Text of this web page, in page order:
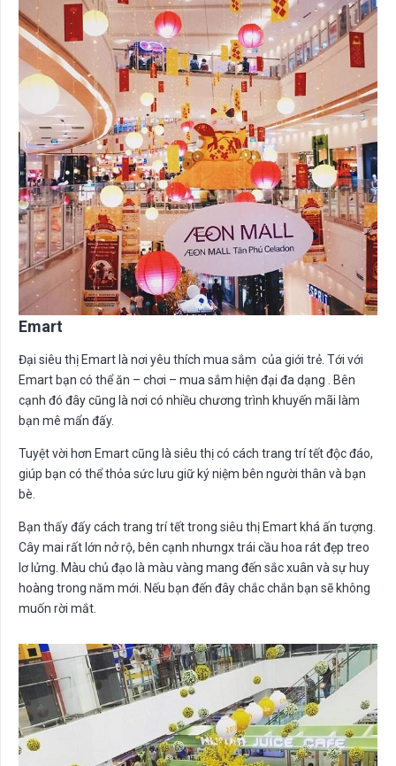
Emart
Đại siêu thị Emart là nơi yêu thích mua sắm của giới trẻ. Tới với
Emart bạn có thể ăn – chơi – mua sắm hiện đại đa dạng . Bên
cạnh đó đây cũng là nơi có nhiều chương trình khuyến mãi làm
bạn mê mẩn đấy.
Tuyệt vời hơn Emart cũng là siêu thị có cách trang trí tết độc đáo,
giúp bạn có thể thỏa sức lưu giữ ký niệm bên người thân và bạn
bè.
Bạn thấy đấy cách trang trí tết trong siêu thị Emart khá ấn tượng.
Cây mai rất lớn nở rộ, bên cạnh nhưngx trái cầu hoa rát đẹp treo
lơ lửng. Màu chủ đạo là màu vàng mang đến sắc xuân và sự huy
hoàng trong năm mới. Nếu bạn đến đây chắc chắn bạn sẽ không
muốn rời mắt.